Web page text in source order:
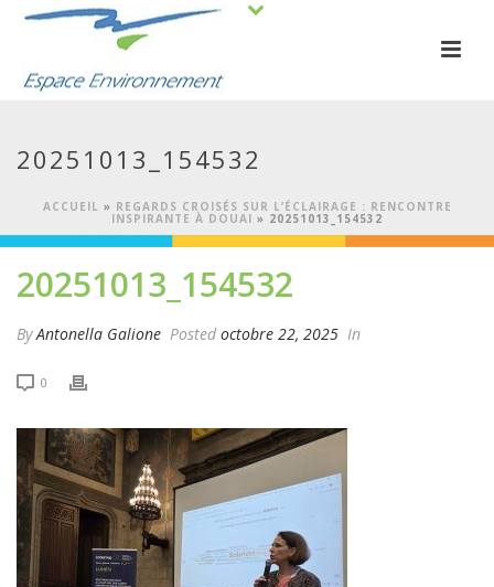
20251013_154532
ACCUEIL » REGARDS CROISÉS SUR L’ÉCLAIRAGE : RENCONTRE
INSPIRANTE À DOUAI » 20251013_154532
20251013_154532
ByAntonella Galione Posted octobre 22, 2025 In
0